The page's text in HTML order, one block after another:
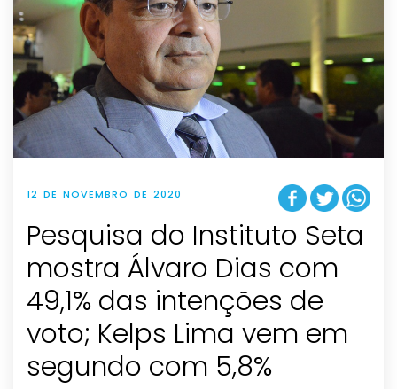
12 DE NOVEMBRO DE 2020
Pesquisa do Instituto Seta
mostra Álvaro Dias com
49,1% das intenções de
voto; Kelps Lima vem em
segundo com 5,8%